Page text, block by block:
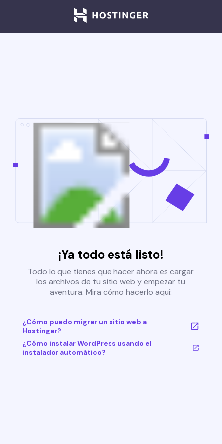
¡Ya todo está listo!
Todo lo que tienes que hacer ahora es cargar
los archivos de tu sitio web y empezar tu
aventura. Mira cómo hacerlo aquí:
¿Cómo puedo migrar un sitio web a
Hostinger?
¿Cómo instalar WordPress usando el
instalador automático?